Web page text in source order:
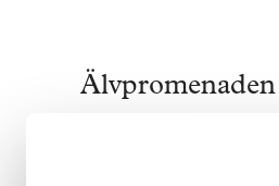
Älvpromenaden